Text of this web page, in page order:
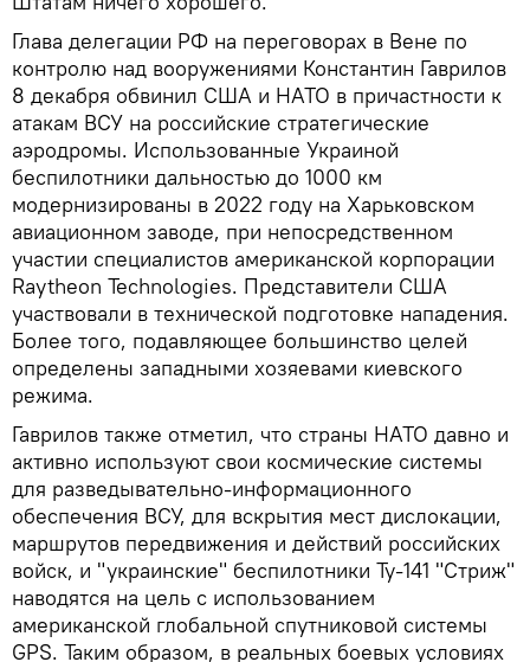
Глава делегации РФ на переговорах в Вене по
контролю над вооружениями Константин Гаврилов
8 декабря обвинил США и НАТО в причастности к
атакам ВСУ на российские стратегические
аэродромы. Использованные Украиной
беспилотники дальностью до 1000 км
модернизированы в 2022 году на Харьковском
авиационном заводе, при непосредственном
участии специалистов американской корпорации
Raytheon Technologies. Представители США
участвовали в технической подготовке нападения.
Более того, подавляющее большинство целей
определены западными хозяевами киевского
режима.
Гаврилов также отметил, что страны НАТО давно и
активно используют свои космические системы
для разведывательно-информационного
обеспечения ВСУ, для вскрытия мест дислокации,
маршрутов передвижения и действий российских
войск, и "украинские" беспилотники Ту-141 "Стриж"
наводятся на цель с использованием
американской глобальной спутниковой системы
GPS. Таким образом, в реальных боевых условиях